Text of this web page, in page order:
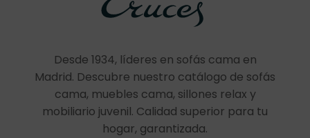
Desde 1934, líderes en sofás cama en
Madrid. Descubre nuestro catálogo de sofás
cama, muebles cama, sillones relax y
mobiliario juvenil. Calidad superior para tu
hogar, garantizada.